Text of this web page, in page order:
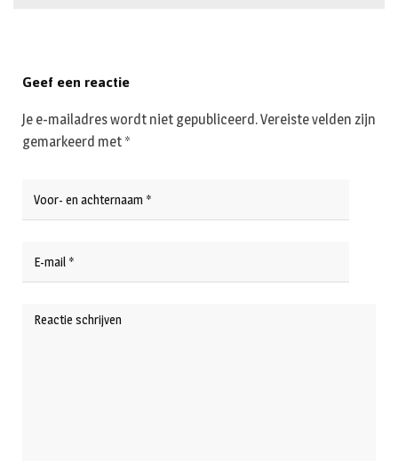
Geef een reactie
Je e-mailadres wordt niet gepubliceerd.Vereiste velden zijn
gemarkeerd met *